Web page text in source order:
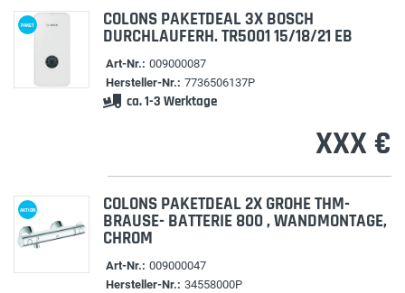
PAKET COLONS PAKETDEAL 3X BOSCH
DURCHLAUFERH. TR5001 15/18/21 EB
Art-Nr.: 009000087
Hersteller-Nr.: 7736506137P
ca. 1-3 Werktage
XXX €
AKTION COLONS PAKETDEAL 2X GROHE THM-
BRAUSE- BATTERIE 800 , WANDMONTAGE,
CHROM
Art-Nr.: 009000047
Hersteller-Nr.: 34558000P